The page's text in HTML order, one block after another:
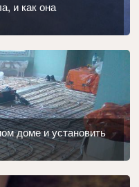
и как она
доме и установить